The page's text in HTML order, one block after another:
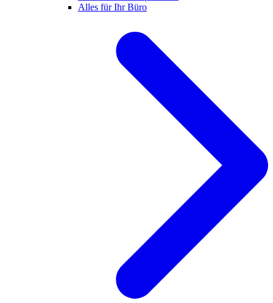
Alles für Ihr Büro